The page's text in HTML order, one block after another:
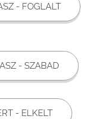
- FOGLALT
- SZABAD
- ELKELT